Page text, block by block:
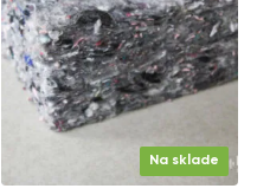
Na sklade